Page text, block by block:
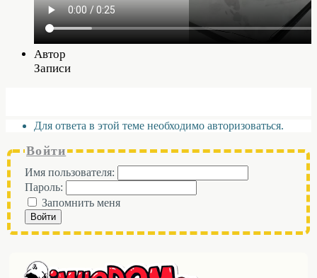
Автор
Записи
Для ответа в этой теме необходимо авторизоваться.
Войти
Имя пользователя:
Пароль:
Запомнить меня
Войти